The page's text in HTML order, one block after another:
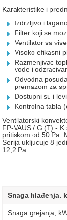
Karakteristike i
Izdrzljivo i
Filter koji se
Ventilator sa
Visoko efikasni
Razmenjivac
vode i
Odvodna
premazom za
Dostupni su i
Kontrolna tabla
Ventilatorski
FP-VAUS / G (T) -
pritiskom od 50 Pa.
Serija ukljucuje 8
12,2 Pa.
Snaga hlađenja,
Snaga grejanja,